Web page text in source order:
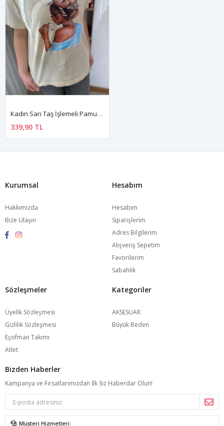
Kadın Sarı Taş İşlemeli Pamuklu T-Shirt 4C-5029
339,90 TL
Kurumsal
Hakkımızda
Bize Ulaşın
Hesabım
Hesabım
Siparişlerim
Adres Bilgilerim
Alışveriş Sepetim
Favorilerim
Sabahlık
Sözleşmeler
Üyelik Sözleşmesi
Gizlilik Sözleşmesi
Eşofman Takımı
Atlet
Kategoriler
AKSESUAR
Büyük Beden
Bizden Haberler
Kampanya ve Fırsatlarımızdan İlk Siz Haberdar Olun!
Müşteri Hizmetleri: